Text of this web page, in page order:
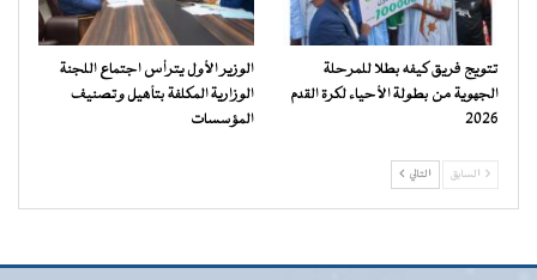
تتويج فريق كيفه بطلا للمرحلة
الجهوية من بطولة الأحياء لكرة القدم
2026
الوزير الأول يترأس اجتماع اللجنة
الوزارية المكلفة بتأهيل وتصنيف
المؤسسات
السابق التالي